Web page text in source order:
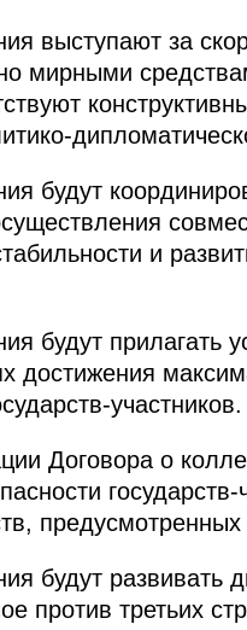
выступают за
мирными
будут
и
будут прилагать
достижения
участников.
Договора о
будут развивать
против третьих